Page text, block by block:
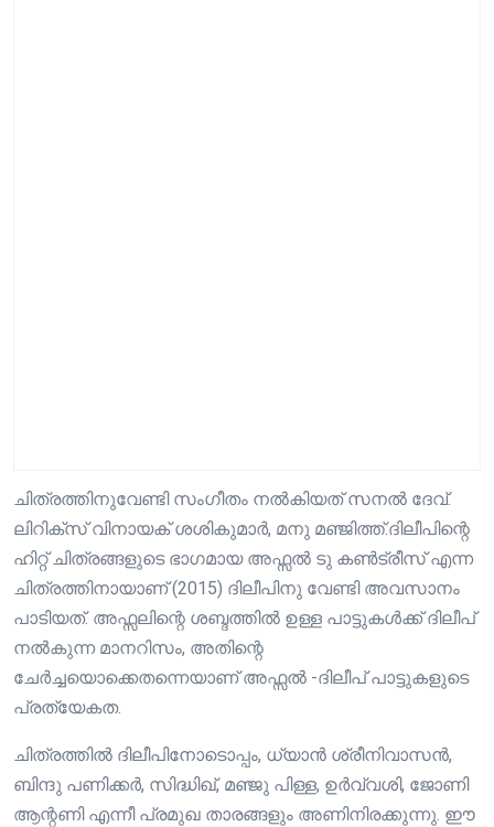
ചിത്രത്തിനുവേണ്ടി സംഗീതം നൽകിയത് സനൽ ദേവ്.
ലിറിക്സ് വിനായക് ശശികുമാർ, മനു മഞ്ജിത്ത്.ദിലീപിന്റെ
ഹിറ്റ് ചിത്രങ്ങളുടെ ഭാഗമായ അഫ്സൽ ടു കൺട്രീസ് എന്ന
ചിത്രത്തിനായാണ് (2015) ദിലീപിനു വേണ്ടി അവസാനം
പാടിയത്. അഫ്സലിന്റെ ശബ്ദത്തിൽ ഉള്ള പാട്ടുകൾക്ക്‌ ദിലീപ്
നൽകുന്ന മാനറിസം, അതിന്റെ
ചേർച്ചയൊക്കെതന്നെയാണ് അഫ്സൽ -ദിലീപ് പാട്ടുകളുടെ
പ്രത്യേകത.
ചിത്രത്തിൽ ദിലീപിനോടൊപ്പം, ധ്യാൻ ശ്രീനിവാസൻ,
ബിന്ദു പണിക്കർ, സിദ്ധിഖ്, മഞ്ജു പിള്ള, ഉർവ്വശി, ജോണി
ആന്റണി എന്നീ പ്രമുഖ താരങ്ങളും അണിനിരക്കുന്നു. ഈ